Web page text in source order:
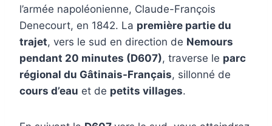
l’armée napoléonienne, Claude-François
Denecourt, en 1842. La première partie du
trajet, vers le sud en direction de Nemours
pendant 20 minutes (D607), traverse le parc
régional du Gâtinais-Français, sillonné de
cours d’eau et de petits villages.